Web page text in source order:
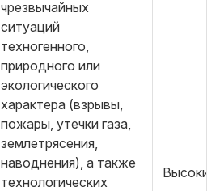
чрезвычайных
ситуаций
техногенного,
природного или
экологического
характера (взрывы,
пожары, утечки газа,
землетрясения,
наводнения), а также
технологических
Высокий